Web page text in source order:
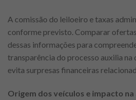
A comissão do leiloeiro e taxas
conforme previsto. Comparar
dessas informações para
transparência do processo auxilia na
evita surpresas financeiras
Origem dos veículos e impacto